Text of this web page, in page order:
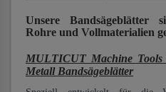
Unsere Bandsägeblätter
Rohre und Vollmaterialien
MULTICUT Machine
Metall Bandsägeblätter